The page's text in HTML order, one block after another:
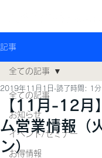
記事
全ての記事
お知らせ
イベント/セミナー
お得情報
全ての記事
【11月-12月
ム営業情報（
ン）
2019年11月1日 読了時間: 1分